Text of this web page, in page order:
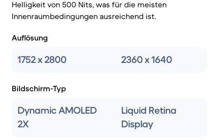
Helligkeit von 500 Nits, was für die meisten
Innenraumbedingungen ausreichend ist.
Auflösung
1752 x 2800 2360 x 1640
Bildschirm-Typ
Dynamic AMOLED
2X
Liquid Retina
Display